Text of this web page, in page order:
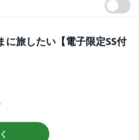
旅したい【電子限定SS付